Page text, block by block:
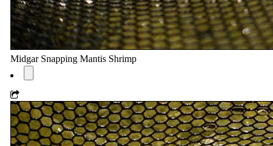
Midgar Snapping Mantis Shrimp